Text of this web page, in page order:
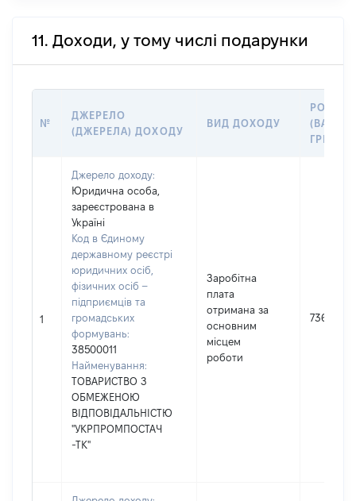
11. Доходи, у тому числі подарунки
№
ДЖЕРЕЛО
(ДЖЕРЕЛА) ДОХОДУ
ВИД ДОХОДУ
РОЗМІР
ГРН
1
Джерело доходу:
Юридична особа,
зареєстрована в
Україні
Код в Єдиному
державному реєстрі
юридичних осіб,
фізичних осіб –
підприємців та
громадських
формувань:
38500011
Найменування:
ТОВАРИСТВО З
ОБМЕЖЕНОЮ
ВІДПОВІДАЛЬНІСТЮ
"УКРПРОМПОСТАЧ
-ТК"
Заробітна
плата
отримана за
основним
місцем
роботи
736927